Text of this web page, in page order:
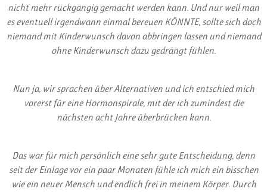
nicht mehr rückgängig gemacht werden kann. Und nur weil man
es eventuell irgendwann einmal bereuen KÖNNTE, sollte sich doch
niemand mit Kinderwunsch davon abbringen lassen und niemand
ohne Kinderwunsch dazu gedrängt fühlen.
Nun ja, wir sprachen über Alternativen und ich entschied mich
vorerst für eine Hormonspirale, mit der ich zumindest die
nächsten acht Jahre überbrücken kann.
Das war für mich persönlich eine sehr gute Entscheidung, denn
seit der Einlage vor ein paar Monaten fühle ich mich ein bisschen
wie ein neuer Mensch und endlich frei in meinem Körper. Durch